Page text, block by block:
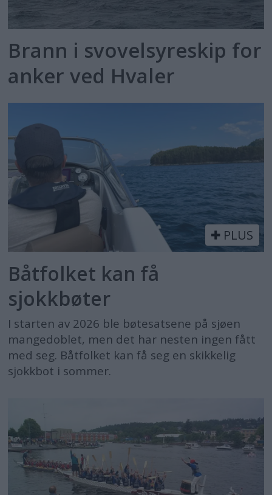
Brann i svovelsyreskip for
anker ved Hvaler
PLUS
Båtfolket kan få
sjokkbøter
I starten av 2026 ble bøtesatsene på sjøen
mangedoblet, men det har nesten ingen fått
med seg. Båtfolket kan få seg en skikkelig
sjokkbot i sommer.